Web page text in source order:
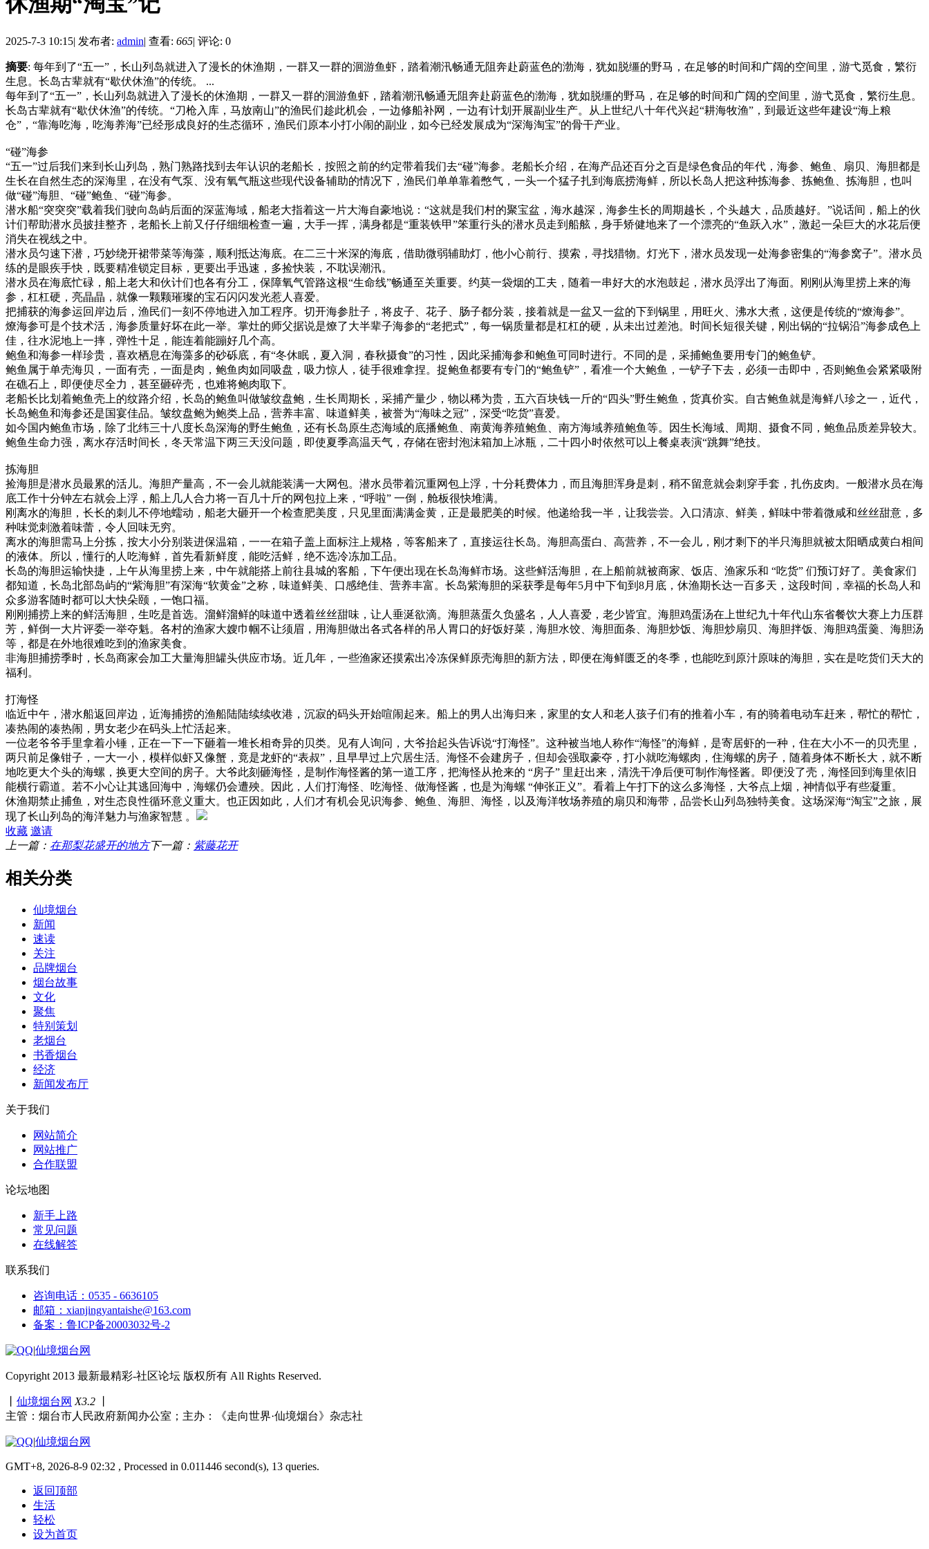
2025-7-3 10:15| 发布者: admin| 查看: 665| 评论: 0
摘要: 每年到了“五一”，长山列岛就进入了漫长的休渔期，一群又一群的洄游鱼虾，踏着潮汛畅通无阻奔赴蔚蓝色的渤海，犹如脱缰的野马，在足够的时间和广阔的空间里，游弋觅食，繁衍
生息。长岛古辈就有“歇伏休渔”的传统。 ...
每年到了“五一”，长山列岛就进入了漫长的休渔期，一群又一群的洄游鱼虾，踏着潮汛畅通无阻奔赴蔚蓝色的渤海，犹如脱缰的野马，在足够的时间和广阔的空间里，游弋觅食，繁衍生息。
长岛古辈就有“歇伏休渔”的传统。“刀枪入库，马放南山”的渔民们趁此机会，一边修船补网，一边有计划开展副业生产。从上世纪八十年代兴起“耕海牧渔”，到最近这些年建设“海上粮
仓”，“靠海吃海，吃海养海”已经形成良好的生态循环，渔民们原本小打小闹的副业，如今已经发展成为“深海淘宝”的骨干产业。
“碰”海参
“五一”过后我们来到长山列岛，熟门熟路找到去年认识的老船长，按照之前的约定带着我们去“碰”海参。老船长介绍，在海产品还百分之百是绿色食品的年代，海参、鲍鱼、扇贝、海胆都是
生长在自然生态的深海里，在没有气泵、没有氧气瓶这些现代设备辅助的情况下，渔民们单单靠着憋气，一头一个猛子扎到海底捞海鲜，所以长岛人把这种拣海参、拣鲍鱼、拣海胆，也叫
做“碰”海胆、“碰”鲍鱼、“碰”海参。
潜水船“突突突”载着我们驶向岛屿后面的深蓝海域，船老大指着这一片大海自豪地说：“这就是我们村的聚宝盆，海水越深，海参生长的周期越长，个头越大，品质越好。”说话间，船上的伙
计们帮助潜水员披挂整齐，老船长上前又仔仔细细检查一遍，大手一挥，满身都是“重装铁甲”笨重行头的潜水员走到船舷，身手矫健地来了一个漂亮的“鱼跃入水”，激起一朵巨大的水花后便
消失在视线之中。
潜水员匀速下潜，巧妙绕开裙带菜等海藻，顺利抵达海底。在二三十米深的海底，借助微弱辅助灯，他小心前行、摸索，寻找猎物。灯光下，潜水员发现一处海参密集的“海参窝子”。潜水员
练的是眼疾手快，既要精准锁定目标，更要出手迅速，多捡快装，不耽误潮汛。
潜水员在海底忙碌，船上老大和伙计们也各有分工，保障氧气管路这根“生命线”畅通至关重要。约莫一袋烟的工夫，随着一串好大的水泡鼓起，潜水员浮出了海面。刚刚从海里捞上来的海
参，杠杠硬，亮晶晶，就像一颗颗璀璨的宝石闪闪发光惹人喜爱。
把捕获的海参运回岸边后，渔民们一刻不停地进入加工程序。切开海参肚子，将皮子、花子、肠子都分装，接着就是一盆又一盆的下到锅里，用旺火、沸水大煮，这便是传统的“燎海参”。
燎海参可是个技术活，海参质量好坏在此一举。掌灶的师父据说是燎了大半辈子海参的“老把式”，每一锅质量都是杠杠的硬，从未出过差池。时间长短很关键，刚出锅的“拉锅沿”海参成色上
佳，往水泥地上一摔，弹性十足，能连着能蹦好几个高。
鲍鱼和海参一样珍贵，喜欢栖息在海藻多的砂砾底，有“冬休眠，夏入洞，春秋摄食”的习性，因此采捕海参和鲍鱼可同时进行。不同的是，采捕鲍鱼要用专门的鲍鱼铲。
鲍鱼属于单壳海贝，一面有壳，一面是肉，鲍鱼肉如同吸盘，吸力惊人，徒手很难拿捏。捉鲍鱼都要有专门的“鲍鱼铲”，看准一个大鲍鱼，一铲子下去，必须一击即中，否则鲍鱼会紧紧吸附
在礁石上，即便使尽全力，甚至砸碎壳，也难将鲍肉取下。
老船长比划着鲍鱼壳上的纹路介绍，长岛的鲍鱼叫做皱纹盘鲍，生长周期长，采捕产量少，物以稀为贵，五六百块钱一斤的“四头”野生鲍鱼，货真价实。自古鲍鱼就是海鲜八珍之一，近代，
长岛鲍鱼和海参还是国宴佳品。皱纹盘鲍为鲍类上品，营养丰富、味道鲜美，被誉为“海味之冠”，深受“吃货”喜爱。
如今国内鲍鱼市场，除了北纬三十八度长岛深海的野生鲍鱼，还有长岛原生态海域的底播鲍鱼、南黄海养殖鲍鱼、南方海域养殖鲍鱼等。因生长海域、周期、摄食不同，鲍鱼品质差异较大。
鲍鱼生命力强，离水存活时间长，冬天常温下两三天没问题，即使夏季高温天气，存储在密封泡沫箱加上冰瓶，二十四小时依然可以上餐桌表演“跳舞”绝技。
拣海胆
捡海胆是潜水员最累的活儿。海胆产量高，不一会儿就能装满一大网包。潜水员带着沉重网包上浮，十分耗费体力，而且海胆浑身是刺，稍不留意就会刺穿手套，扎伤皮肉。一般潜水员在海
底工作十分钟左右就会上浮，船上几人合力将一百几十斤的网包拉上来，“呼啦” 一倒，舱板很快堆满。
刚离水的海胆，长长的刺儿不停地蠕动，船老大砸开一个检查肥美度，只见里面满满金黄，正是最肥美的时候。他递给我一半，让我尝尝。入口清凉、鲜美，鲜味中带着微咸和丝丝甜意，多
种味觉刺激着味蕾，令人回味无穷。
离水的海胆需马上分拣，按大小分别装进保温箱，一一在箱子盖上面标注上规格，等客船来了，直接运往长岛。海胆高蛋白、高营养，不一会儿，刚才剩下的半只海胆就被太阳晒成黄白相间
的液体。所以，懂行的人吃海鲜，首先看新鲜度，能吃活鲜，绝不选冷冻加工品。
长岛的海胆运输快捷，上午从海里捞上来，中午就能搭上前往县城的客船，下午便出现在长岛海鲜市场。这些鲜活海胆，在上船前就被商家、饭店、渔家乐和 “吃货” 们预订好了。美食家们
都知道，长岛北部岛屿的“紫海胆”有深海“软黄金”之称，味道鲜美、口感绝佳、营养丰富。长岛紫海胆的采获季是每年5月中下旬到8月底，休渔期长达一百多天，这段时间，幸福的长岛人和
众多游客随时都可以大快朵颐，一饱口福。
刚刚捕捞上来的鲜活海胆，生吃是首选。溜鲜溜鲜的味道中透着丝丝甜味，让人垂涎欲滴。海胆蒸蛋久负盛名，人人喜爱，老少皆宜。海胆鸡蛋汤在上世纪九十年代山东省餐饮大赛上力压群
芳，鲜倒一大片评委一举夺魁。各村的渔家大嫂巾帼不让须眉，用海胆做出各式各样的吊人胃口的好饭好菜，海胆水饺、海胆面条、海胆炒饭、海胆炒扇贝、海胆拌饭、海胆鸡蛋羹、海胆汤
等，都是在外地很难吃到的渔家美食。
非海胆捕捞季时，长岛商家会加工大量海胆罐头供应市场。近几年，一些渔家还摸索出冷冻保鲜原壳海胆的新方法，即便在海鲜匮乏的冬季，也能吃到原汁原味的海胆，实在是吃货们天大的
福利。
打海怪
临近中午，潜水船返回岸边，近海捕捞的渔船陆陆续续收港，沉寂的码头开始喧闹起来。船上的男人出海归来，家里的女人和老人孩子们有的推着小车，有的骑着电动车赶来，帮忙的帮忙，
凑热闹的凑热闹，男女老少在码头上忙活起来。
一位老爷爷手里拿着小锤，正在一下一下砸着一堆长相奇异的贝类。见有人询问，大爷抬起头告诉说“打海怪”。这种被当地人称作“海怪”的海鲜，是寄居虾的一种，住在大小不一的贝壳里，
两只前足像钳子，一大一小，模样似虾又像蟹，竟是龙虾的“表叔”，且早早过上穴居生活。海怪不会建房子，但却会强取豪夺，打小就吃海螺肉，住海螺的房子，随着身体不断长大，就不断
地吃更大个头的海螺，换更大空间的房子。大爷此刻砸海怪，是制作海怪酱的第一道工序，把海怪从抢来的 “房子” 里赶出来，清洗干净后便可制作海怪酱。即便没了壳，海怪回到海里依旧
能横行霸道。若不小心让其逃回海中，海螺仍会遭殃。因此，人们打海怪、吃海怪、做海怪酱，也是为海螺 “伸张正义”。看着上午打下的这么多海怪，大爷点上烟，神情似乎有些凝重。
休渔期禁止捕鱼，对生态良性循环意义重大。也正因如此，人们才有机会见识海参、鲍鱼、海胆、海怪，以及海洋牧场养殖的扇贝和海带，品尝长山列岛独特美食。这场深海“淘宝”之旅，展
现了长山列岛的海洋魅力与渔家智慧 。
收藏 邀请
上一篇： 在那梨花盛开的地方下一篇： 紫藤花开
相关分类
仙境烟台
新闻
速读
关注
品牌烟台
烟台故事
文化
聚焦
特别策划
老烟台
书香烟台
经济
新闻发布厅
关于我们
网站简介
网站推广
合作联盟
论坛地图
新手上路
常见问题
在线解答
联系我们
咨询电话：0535 - 6636105
邮箱：xianjingyantaishe@163.com
备案：鲁ICP备20003032号-2
|仙境烟台网
Copyright 2013 最新最精彩-社区论坛 版权所有 All Rights Reserved.
仙境烟台网 X3.2
主管：烟台市人民政府新闻办公室；主办：《走向世界·仙境烟台》杂志社
|仙境烟台网
GMT+8, 2026-8-9 02:32 , Processed in 0.011446 second(s), 13 queries.
返回顶部
生活
轻松
设为首页